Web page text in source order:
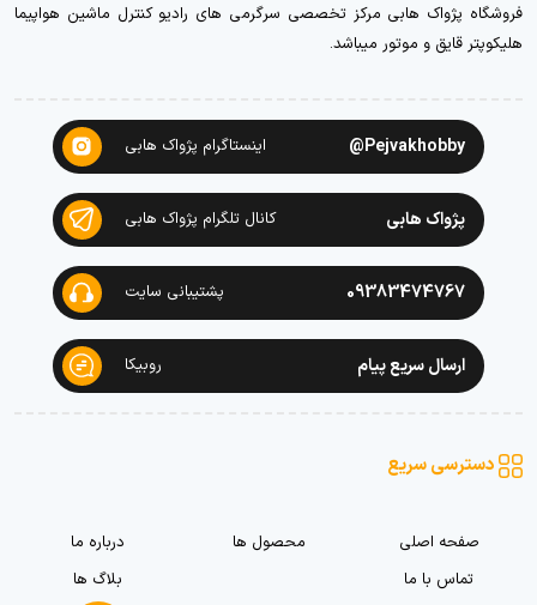
فروشگاه پژواک هابی مرکز تخصصی سرگرمی های رادیو کنترل ماشین هواپیما
هلیکوپتر قایق و موتور میباشد.
Pejvakhobby@ اینستاگرام پژواک هابی
پژواک هابی کانال تلگرام پژواک هابی
09383474767 پشتیبانی سایت
ارسال سریع پیام روبیکا
دسترسی سریع
صفحه اصلی محصول ها
درباره ما
تماس با ما
بلاگ ها